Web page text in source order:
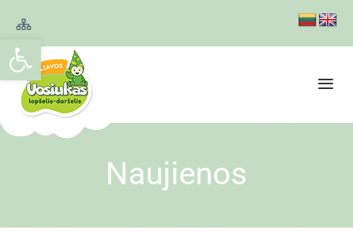
Open toolbar
Naujienos